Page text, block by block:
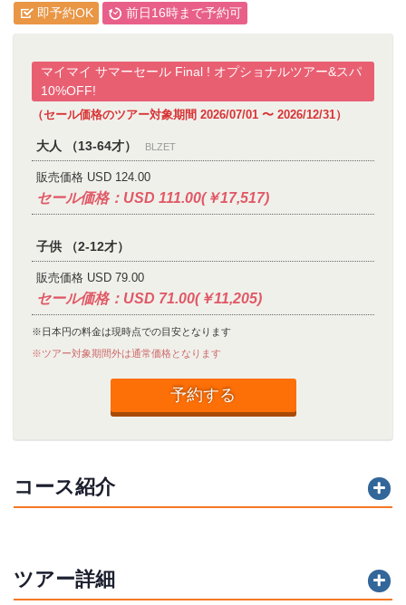
即予約OK 前日16時まで予約可
マイマイ サマーセール Final ! オプショナルツアー&スパ
10%OFF!
（セール価格のツアー対象期間 2026/07/01 〜 2026/12/31）
大人 （13-64才） BLZET
販売価格 USD 124.00
セール価格：USD 111.00(￥17,517)
子供 （2-12才）
販売価格 USD 79.00
セール価格：USD 71.00(￥11,205)
※日本円の料金は現時点での目安となります
※ツアー対象期間外は通常価格となります
予約する
コース紹介
ツアー詳細